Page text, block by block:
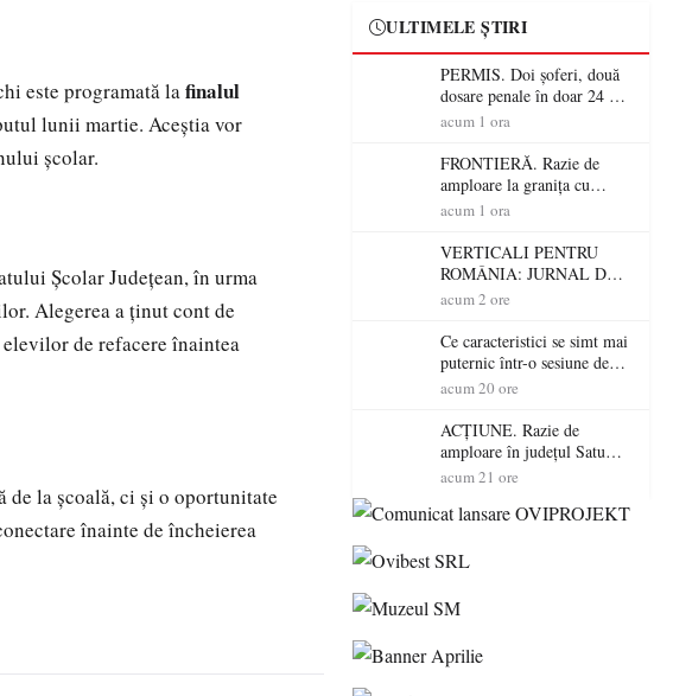
este programată lafinalul
lunii martie. Aceștia vor
școlar.
Școlar Județean, în urma
Alegerea a ținut cont de
de refacere înaintea
de la școală, ci și o oportunitate
înainte de încheierea
ULTIMELE ȘTIRI
PERMIS. Doi șoferi, două
dosare penale în doar 24 de
ore la Petea! Unul avea
nu a avut niciodată permis
acum 1 ora
FRONTIERĂ. Razie de
amploare la granița cu
Ungaria! 800 de persoane și
verificate
acum 1 ora
VERTICALI PENTRU
ROMÂNIA: JURNAL DE
CĂLĂTORIE FIJET
acum 2 ore
Ce caracteristici se simt mai
puternic într-o sesiune de
distracție la sloturi online:
RTP?
acum 20 ore
ACȚIUNE. Razie de
amploare în județul Satu
Mare! Polițiștii au dat sute
șoferi fără permis într-o
acum 21 ore